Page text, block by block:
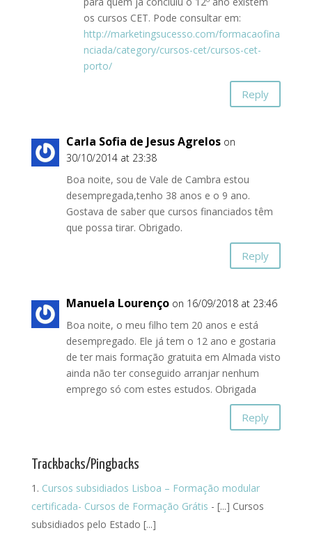
os cursos CET. Pode consultar em:
http://marketingsucesso.com/formacaofina
nciada/category/cursos-cet/cursos-cet-
porto/
Reply
Carla Sofia de Jesus Agrelos on
30/10/2014 at 23:38
Boa noite, sou de Vale de Cambra estou
desempregada,tenho 38 anos e o 9 ano.
Gostava de saber que cursos financiados têm
que possa tirar. Obrigado.
Reply
Manuela Lourenço on 16/09/2018 at 23:46
Boa noite, o meu filho tem 20 anos e está
desempregado. Ele já tem o 12 ano e gostaria
de ter mais formação gratuita em Almada visto
ainda não ter conseguido arranjar nenhum
emprego só com estes estudos. Obrigada
Reply
Trackbacks/Pingbacks
Cursos subsidiados Lisboa – Formação modular
certificada- Cursos de Formação Grátis - [...] Cursos
subsidiados pelo Estado [...]